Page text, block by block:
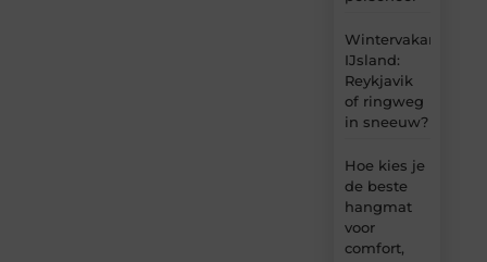
Wintervakantie
IJsland:
Reykjavik
of ringweg
in sneeuw?
Hoe kies je
de beste
hangmat
voor
comfort,